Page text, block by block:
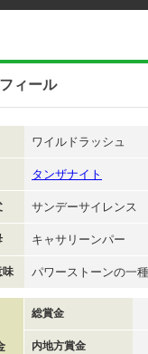
ィール
ワイルドラッシュ
タンザナイト
サンデーサイレンス
キャサリーンパー
味 パワーストーンの一
総賞金
内地方賞金